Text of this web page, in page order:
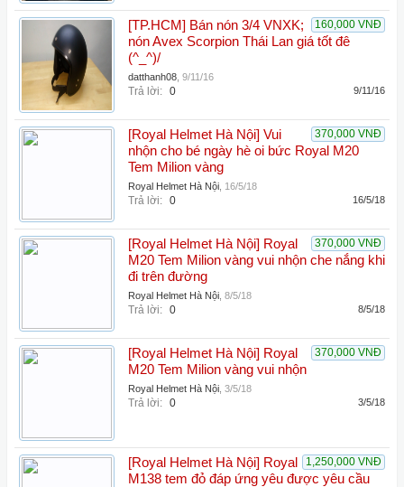
160,000 VNĐ
[TP.HCM] Bán nón 3/4 VNXK;
nón Avex Scorpion Thái Lan giá tốt đê
(^_^)/
datthanh08 9/11/16
Trả lời: 0 9/11/16
370,000 VNĐ
[Royal Helmet Hà Nội] Vui
nhộn cho bé ngày hè oi bức Royal M20
Tem Milion vàng
Royal Helmet Hà Nội 16/5/18
Trả lời: 0 16/5/18
370,000 VNĐ
[Royal Helmet Hà Nội] Royal
M20 Tem Milion vàng vui nhộn che nắng khi
đi trên đường
Royal Helmet Hà Nội 8/5/18
Trả lời: 0 8/5/18
370,000 VNĐ
[Royal Helmet Hà Nội] Royal
M20 Tem Milion vàng vui nhộn
Royal Helmet Hà Nội 3/5/18
Trả lời: 0 3/5/18
1,250,000 VNĐ
[Royal Helmet Hà Nội] Royal
M138 tem đỏ đáp ứng yêu được yêu cầu